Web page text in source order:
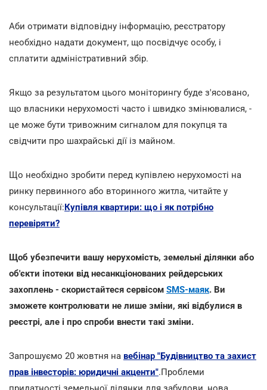
Аби отримати відповідну інформацію, реєстратору
необхідно надати документ, що посвідчує особу, і
сплатити адміністративний збір.
Якщо за результатом цього моніторингу буде з'ясовано,
що власники нерухомості часто і швидко змінювалися, -
це може бути тривожним сигналом для покупця та
свідчити про шахрайські дії із майном.
Що необхідно зробити перед купівлею нерухомості на
ринку первинного або вторинного житла, читайте у
консультації:Купівля квартири: що і як потрібно
перевіряти?
Щоб убезпечити вашу нерухомість, земельні ділянки або
об'єкти іпотеки від несанкціонованих рейдерських
захоплень - скористайтеся сервісом SMS-маяк. Ви
зможете контролювати не лише зміни, які відбулися в
реєстрі, але і про спроби внести такі зміни.
Запрошуємо 20 жовтня на вебінар "Будівництво та захист
прав інвесторів: юридичні акценти".Проблеми